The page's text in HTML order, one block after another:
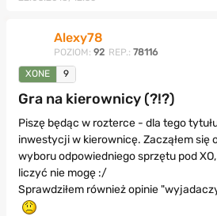
Alexy78
POZIOM: 92 REP.: 78116
XONE 9
Gra na kierownicy (?!?)
Piszę będąc w rozterce - dla tego
inwestycji w kierownicę. Zacząłem się
wyboru odpowiedniego sprzętu pod
liczyć nie mogę :/
Sprawdziłem również opinie